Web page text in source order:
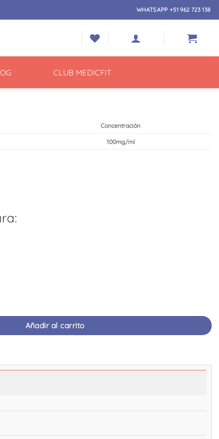
WHATSAPP +51 962 723 138
CLUB MEDICFIT
Concentración
100mg/ml
| 10 ml Vial | FORTEX PHARMA cantidad
Añadir al carrito